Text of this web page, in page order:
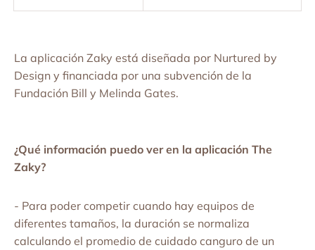
La aplicación Zaky está diseñada por Nurtured by
Design y financiada por una subvención de la
Fundación Bill y Melinda Gates.
¿Qué información puedo ver en la aplicación The
Zaky?
- Para poder competir cuando hay equipos de
diferentes tamaños, la duración se normaliza
calculando el promedio de cuidado canguro de un